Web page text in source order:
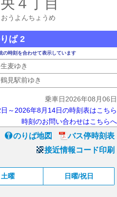
うよんちょうめ
ば 2
時刻を合わせて表示しています
生麦ゆき
鶴見駅前ゆき
乗車日2026年08月06日
～2026年8月14日の時刻表はこちら
時刻のお問い合わせはこちらへ
のりば地図
バス停時刻表
接近情報コード印刷
土曜 日曜/祝日